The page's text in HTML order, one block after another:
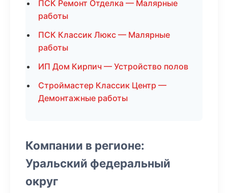
ПСК Ремонт Отделка — Малярные
работы
ПСК Классик Люкс — Малярные
работы
ИП Дом Кирпич — Устройство полов
Строймастер Классик Центр —
Демонтажные работы
Компании в регионе:
Уральский федеральный
округ